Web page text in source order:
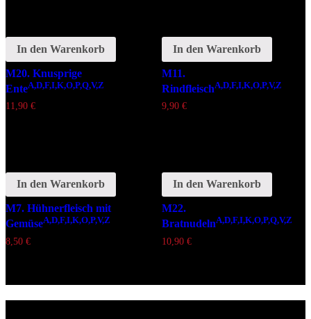
In den Warenkorb
M20. Knusprige
EnteA,D,F,I,K,O,P,Q,V,Z
11,90 €
In den Warenkorb
M11.
RindfleischA,D,F,I,K,O,P,V,Z
9,90 €
In den Warenkorb
M7. Hühnerfleisch mit
GemüseA,D,F,I,K,O,P,V,Z
8,50 €
In den Warenkorb
M22.
BratnudelnA,D,F,I,K,O,P,Q,V,Z
10,90 €